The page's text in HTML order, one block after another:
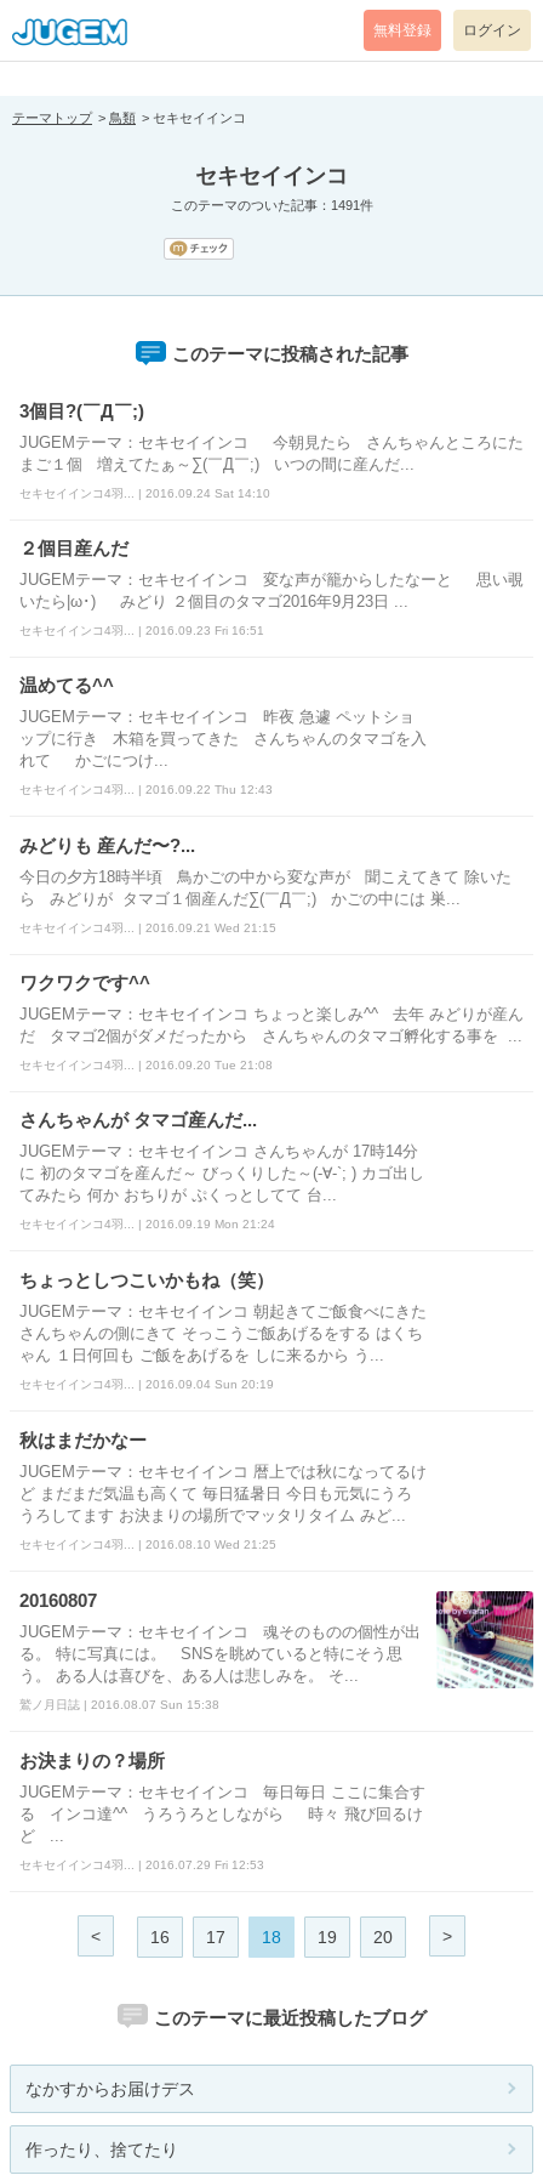
[pear_error: message="Success" code=0 mode=return level=notice
prefix="" info=""]
無料登録 ログイン
テーマトップ 鳥類 セキセイインコ
セキセイインコ
このテーマのついた記事：1491件
このテーマに投稿された記事
3個目?(￣Д￣;)
JUGEMテーマ：セキセイインコ 今朝見たら さんちゃんところにた
まご１個 増えてたぁ～∑(￣Д￣;) いつの間に産んだ...
セキセイインコ4羽... | 2016.09.24 Sat 14:10
２個目産んだ
JUGEMテーマ：セキセイインコ 変な声が籠からしたなーと 思い覗
いたら|ω･) みどり ２個目のタマゴ2016年9月23日 ...
セキセイインコ4羽... | 2016.09.23 Fri 16:51
温めてる^^
JUGEMテーマ：セキセイインコ 昨夜 急遽 ペットショ
ップに行き 木箱を買ってきた さんちゃんのタマゴを入
れて かごにつけ...
セキセイインコ4羽... | 2016.09.22 Thu 12:43
みどりも 産んだ〜?...
今日の夕方18時半頃 鳥かごの中から変な声が 聞こえてきて 除いた
ら みどりが タマゴ１個産んだ∑(￣Д￣;) かごの中には 巣...
セキセイインコ4羽... | 2016.09.21 Wed 21:15
ワクワクです^^
JUGEMテーマ：セキセイインコ ちょっと楽しみ^^ 去年 みどりが産ん
だ タマゴ2個がダメだったから さんちゃんのタマゴ孵化する事を ...
セキセイインコ4羽... | 2016.09.20 Tue 21:08
さんちゃんが タマゴ産んだ...
JUGEMテーマ：セキセイインコ さんちゃんが 17時14分
に 初のタマゴを産んだ～ びっくりした～(-∀-`; ) カゴ出し
てみたら 何か おちりが ぷくっとしてて 台...
セキセイインコ4羽... | 2016.09.19 Mon 21:24
ちょっとしつこいかもね（笑）
JUGEMテーマ：セキセイインコ 朝起きてご飯食べにきた
さんちゃんの側にきて そっこうご飯あげるをする はくち
ゃん １日何回も ご飯をあげるを しに来るから う...
セキセイインコ4羽... | 2016.09.04 Sun 20:19
秋はまだかなー
JUGEMテーマ：セキセイインコ 暦上では秋になってるけ
ど まだまだ気温も高くて 毎日猛暑日 今日も元気にうろ
うろしてます お決まりの場所でマッタリタイム みど...
セキセイインコ4羽... | 2016.08.10 Wed 21:25
20160807
JUGEMテーマ：セキセイインコ 魂そのものの個性が出
る。 特に写真には。 SNSを眺めていると特にそう思
う。 ある人は喜びを、ある人は悲しみを。 そ...
鷲ノ月日誌 | 2016.08.07 Sun 15:38
お決まりの？場所
JUGEMテーマ：セキセイインコ 毎日毎日 ここに集合す
る インコ達^^ うろうろとしながら 時々 飛び回るけ
ど ...
セキセイインコ4羽... | 2016.07.29 Fri 12:53
< 16 17 18 19 20 >
このテーマに最近投稿したブログ
なかすからお届けデス
作ったり、捨てたり